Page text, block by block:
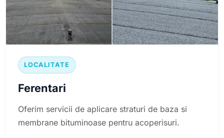
LOCALITATE
Ferentari
Oferim servicii de aplicare straturi de baza si
membrane bituminoase pentru acoperisuri.